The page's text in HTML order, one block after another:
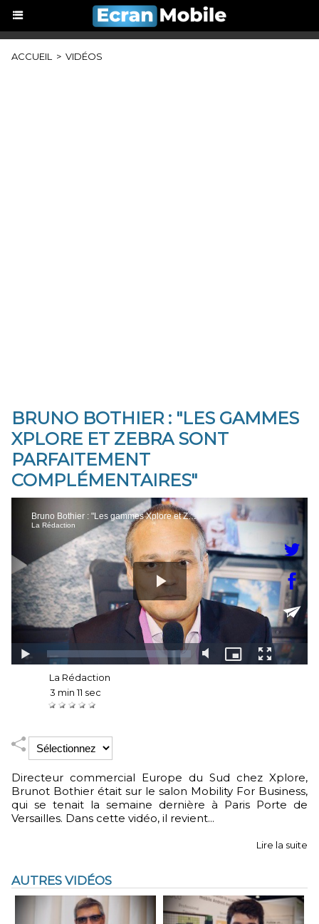
ACCUEIL > VIDÉOS
BRUNO BOTHIER : "LES GAMMES
XPLORE ET ZEBRA SONT
PARFAITEMENT
COMPLÉMENTAIRES"
La Rédaction
3 min 11 sec
Directeur commercial Europe du Sud chez Xplore,
Brunot Bothier était sur le salon Mobility For Business,
qui se tenait la semaine dernière à Paris Porte de
Versailles. Dans cette vidéo, il revient...
Lire la suite
AUTRES VIDÉOS